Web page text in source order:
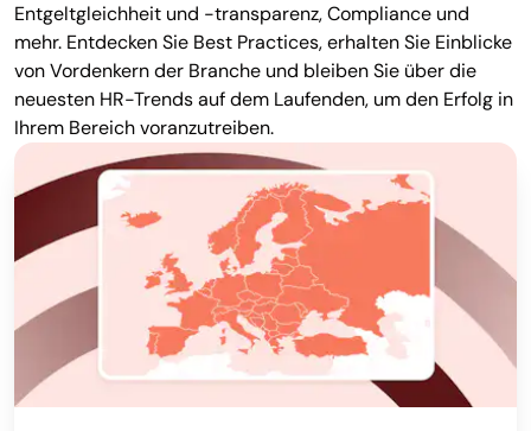
Entgeltgleichheit und -transparenz, Compliance und
mehr. Entdecken Sie Best Practices, erhalten Sie Einblicke
von Vordenkern der Branche und bleiben Sie über die
neuesten HR-Trends auf dem Laufenden, um den Erfolg in
Ihrem Bereich voranzutreiben.